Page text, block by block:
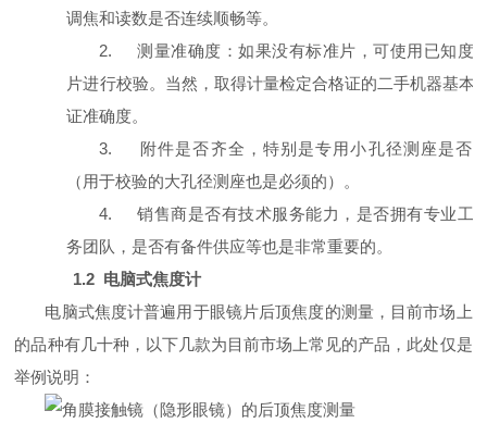
调焦和读数是否连续顺畅等。
2.
测量准确度：如果没有标准片，可使用已知度
片进行校验。当然，取得计量检定合格证的二手机器基本
证准确度。
3.
附件是否齐全，特别是专用小孔径测座是否
（用于校验的大孔径测座也是必须的）。
4.
销售商是否有技术服务能力，是否拥有专业工
务团队，是否有备件供应等也是非常重要的。
1.2 电脑式焦度计
电脑式焦度计普遍用于眼镜片后顶焦度的测量，目前市场上
的品种有几十种，以下几款为目前市场上常见的产品，此处仅是
举例说明：